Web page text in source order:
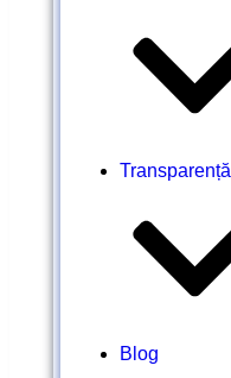
Transparență
Blog